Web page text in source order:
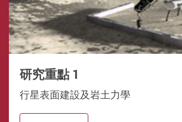
研究重點 1
行星表面建設及岩土力學